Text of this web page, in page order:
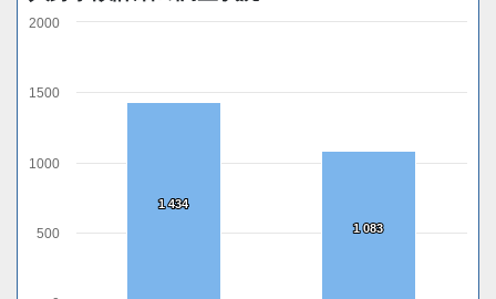
1 434
1 434
1 083
1 083
500
1000
1500
2000